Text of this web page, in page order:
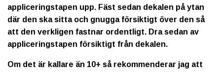
appliceringstapen upp. Fäst sedan dekalen på ytan
där den ska sitta och gnugga försiktigt över den så
att den verkligen fastnar ordentligt. Dra sedan av
appliceringstapen försiktigt från dekalen.
Om det är kallare än 10+ så rekommenderar jag att